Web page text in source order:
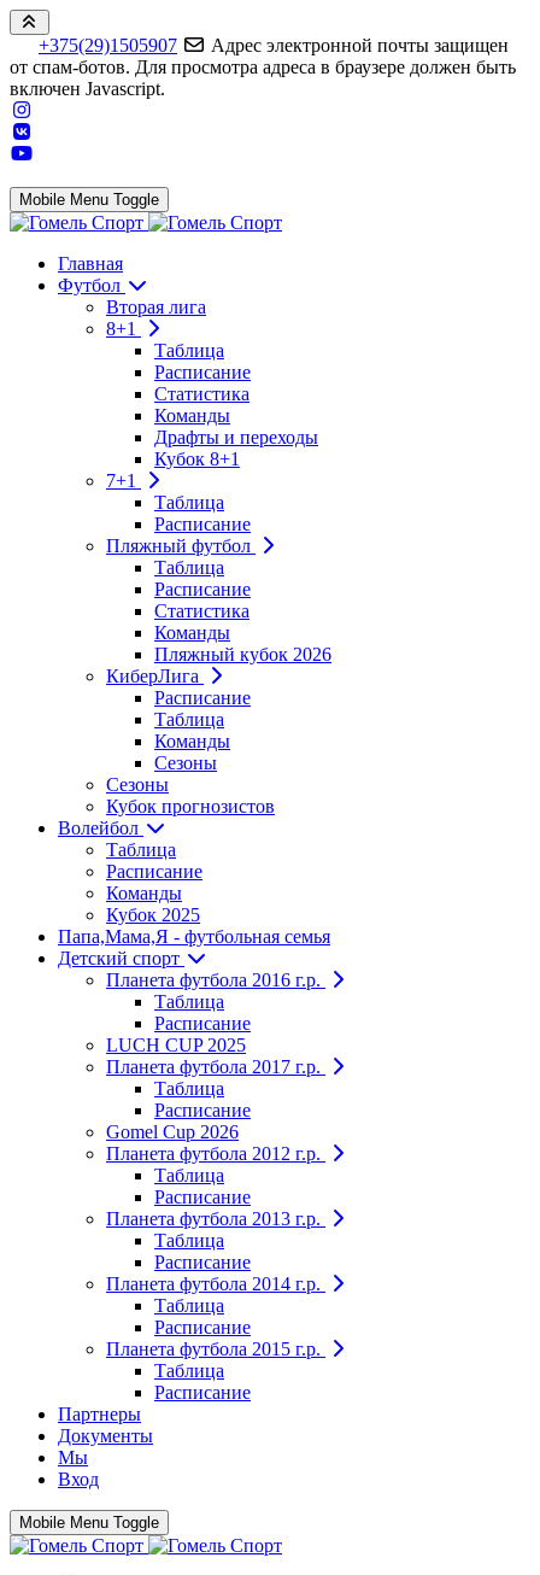
+375(29)1505907
Адрес электронной почты защищен
от спам-ботов. Для просмотра адреса в браузере должен быть
включен Javascript.
Mobile Menu Toggle
Главная
Футбол
Вторая лига
8+1
Таблица
Расписание
Статистика
Команды
Драфты и переходы
Кубок 8+1
7+1
Таблица
Расписание
Пляжный футбол
Таблица
Расписание
Статистика
Команды
Пляжный кубок 2026
КиберЛига
Расписание
Таблица
Команды
Сезоны
Сезоны
Кубок прогнозистов
Волейбол
Таблица
Расписание
Команды
Кубок 2025
Папа,Мама,Я - футбольная семья
Детский спорт
Планета футбола 2016 г.р.
Таблица
Расписание
LUCH CUP 2025
Планета футбола 2017 г.р.
Таблица
Расписание
Gomel Cup 2026
Планета футбола 2012 г.р.
Таблица
Расписание
Планета футбола 2013 г.р.
Таблица
Расписание
Планета футбола 2014 г.р.
Таблица
Расписание
Планета футбола 2015 г.р.
Таблица
Расписание
Партнеры
Документы
Мы
Вход
Mobile Menu Toggle